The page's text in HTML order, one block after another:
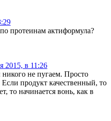
протеинам актиформула?
2015, в 11:26
не пугаем. Просто
продукт качественный, то
то начинается вонь, как в